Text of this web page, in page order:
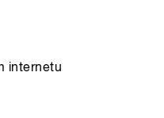
internetu